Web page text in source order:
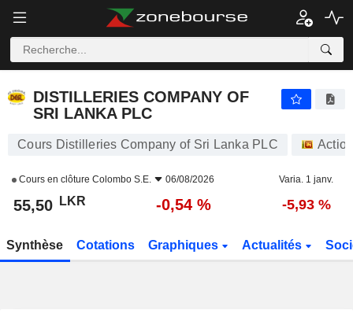
DISTILLERIES COMPANY OF
SRI LANKA PLC
Cours Distilleries Company of Sri Lanka PLC
Cours en clôture Colombo S.E. 06/08/2026 Varia. 1 janv.
55,50 LKR -0,54 % -5,93 %
Synthèse Cotations Graphiques Actualités